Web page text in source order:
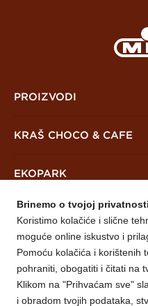
PROIZVODI
PreKrašni
Vafli
Mješavine
KRAŠ CHOCO & CAFE
EKOPARK
NOVOSTI
O NAMA
Mira Prijedor
KONTAKT
Brinemo o tvojoj
Koristimo kolačiće i slične
moguće online iskustvo i
Pomoću kolačića i korištenih
pohraniti, obogatiti i čitati na
Klikom na "Prihvaćam sve"
i obradom tvojih podataka,